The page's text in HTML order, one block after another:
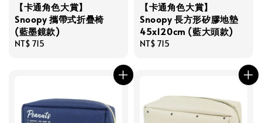
【卡通角色大賞】
Snoopy 攜帶式折疊椅
(藍墨鏡款)
Regular
NT$ 715
【卡通角色大賞】
Snoopy 長方形矽膠地墊
45x120cm (藍大頭款)
Regular
NT$ 715